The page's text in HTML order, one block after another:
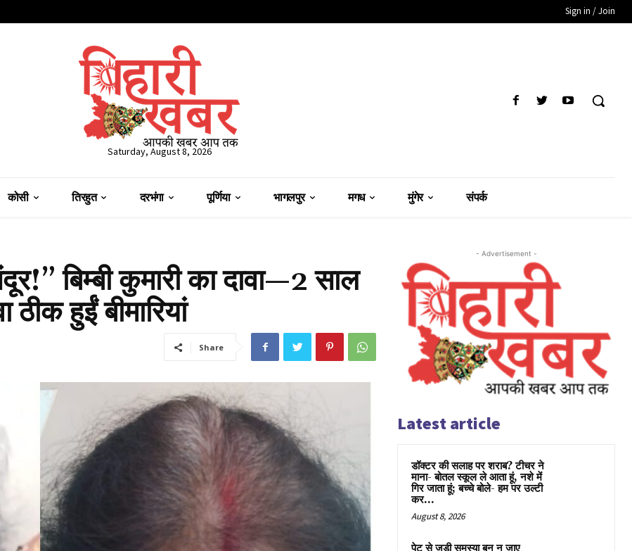
Sign in / Join
Saturday, August 8, 2026
कोसी तिरहुत दरभंगा पूर्णिया भागलपुर मगध मुंगेर संपर्क
बिम्बी कुमारी का दावा—2 साल
हुईं बीमारियां
Share
- Advertisement -
Latest article
डॉक्टर की सलाह पर शराब? टीचर ने
माना- बोतल स्कूल ले आता हूं, नशे में
गिर जाता हूं; बच्चे बोले- हम पर उल्टी
कर...
August 8, 2026